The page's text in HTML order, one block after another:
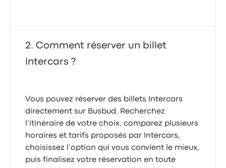
Comment réserver un billet
Intercars ?
Vous pouvez réserver des billets Intercars
directement sur Busbud. Recherchez
l’itinéraire de votre choix, comparez plusieurs
horaires et tarifs proposés par Intercars,
choisissez l’option qui vous convient le mieux,
puis finalisez votre réservation en toute